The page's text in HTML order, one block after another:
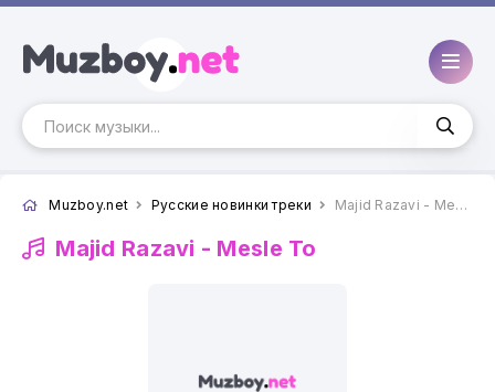
Muzboy.net Русские новинки треки Majid Razavi - Mesle To
Majid Razavi - Mesle To